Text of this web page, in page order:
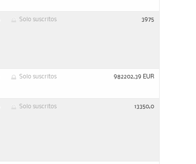
Solo suscritos 3975
Solo suscritos 982202,39 EUR
Solo suscritos 13350,0